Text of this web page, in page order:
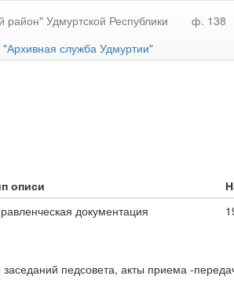
Удмуртской Республики
ф. 138
"Архивная служба Удмуртии"
описи
документация
педсовета, акты приема -